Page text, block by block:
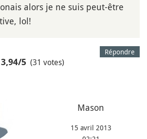
alors je ne suis peut-être
lol!
Répondre
3,94/5 (31 votes)
Mason
15 avril 2013